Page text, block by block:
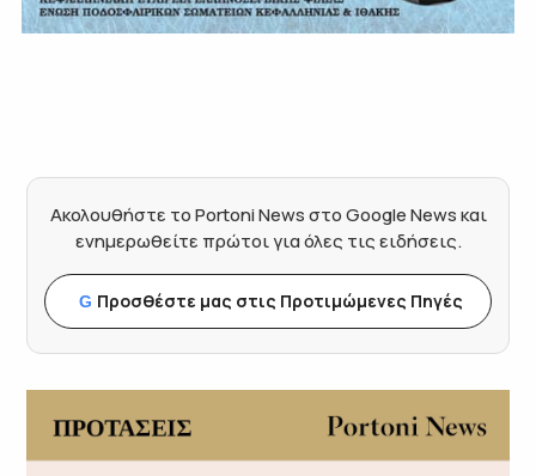
Ακολουθήστε το Portoni News στο Google News και
ενημερωθείτε πρώτοι για όλες τις ειδήσεις.
G Προσθέστε μας στις Προτιμώμενες Πηγές